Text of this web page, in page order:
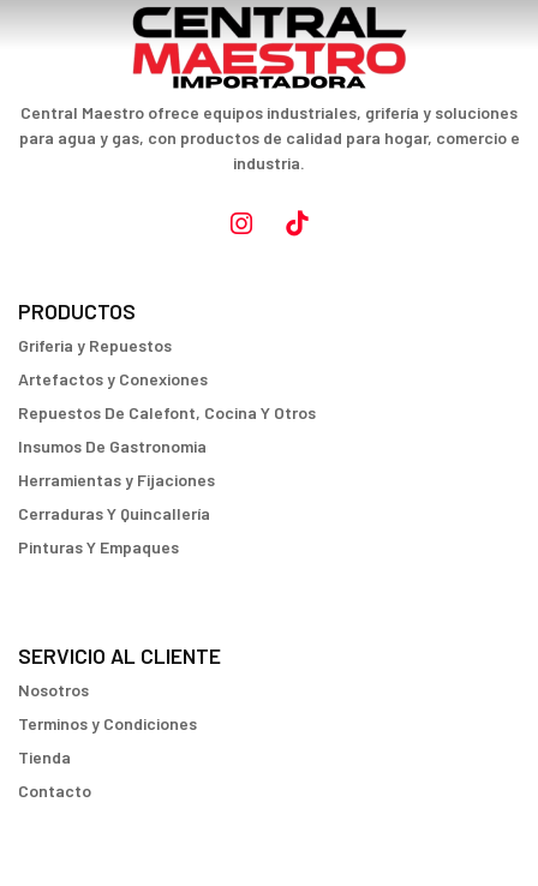
Central Maestro ofrece equipos industriales, grifería y soluciones
para agua y gas, con productos de calidad para hogar, comercio e
industria.
PRODUCTOS
Griferia y Repuestos
Artefactos y Conexiones
Repuestos De Calefont, Cocina Y Otros
Insumos De Gastronomia
Herramientas y Fijaciones
Cerraduras Y Quincallería
Pinturas Y Empaques
SERVICIO AL CLIENTE
Nosotros
Terminos y Condiciones
Tienda
Contacto